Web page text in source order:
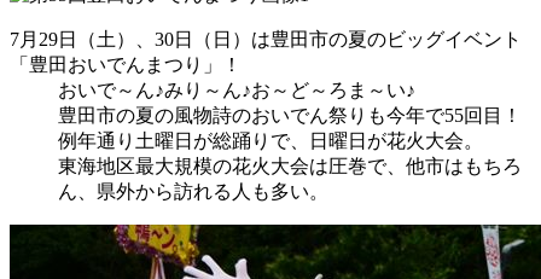
7月29日（土）、30日（日）は豊田市の夏のビッグイベント
「豊田おいでんまつり」！
おいで～ん♪みり～ん♪お～ど～ろま～い♪
豊田市の夏の風物詩のおいでん祭りも今年で55回目！
例年通り土曜日が総踊りで、日曜日が花火大会。
東海地区最大規模の花火大会は圧巻で、他市はもちろ
ん、県外から訪れる人も多い。